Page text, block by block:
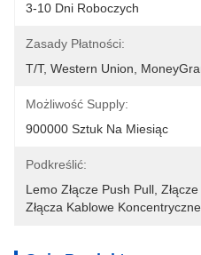
3-10 Dni Roboczych
Zasady Płatności:
T/T, Western Union,
Możliwość Supply:
900000 Sztuk Na Miesiąc
Podkreślić:
Lemo Złącze Push Pull
Złącza Kablowe